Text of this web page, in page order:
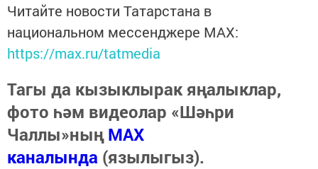
Читайте новости Татарстана в
национальном мессенджере MАХ:
https://max.ru/tatmedia
Тагы да кызыклырак яңалыклар,
фото һәм видеолар «Шәһри
Чаллы»ныңMAX
каналында (язылыгыз).